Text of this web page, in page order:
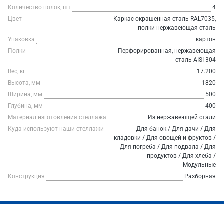
Количество полок, шт
4
Цвет
Каркас-окрашенная сталь RAL7035,
полки-нержавеющая сталь
Упаковка
картон
Полки
Перфорированная, нержавеющая
сталь AISI 304
Вес, кг
17.200
Высота, мм
1820
Ширина, мм
500
Глубина, мм
400
Материал изготовления стеллажа
Из нержавеющей стали
Куда используют наши стеллажи
Для банок / Для дачи / Для
кладовки / Для овощей и фруктов /
Для погреба / Для подвала / Для
продуктов / Для хлеба /
Модульные
Конструкция
Разборная